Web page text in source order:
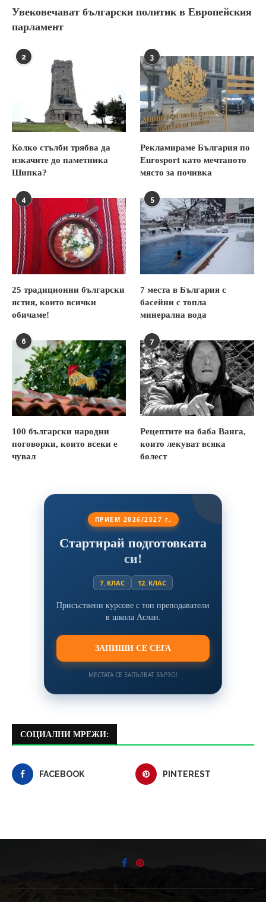
Увековечават български политик в Европейския
парламент
2
Колко стълби трябва да
изкачите до паметника
Шипка?
3
Рекламираме България по
Eurosport като мечтаното
място за почивка
4
25 традиционни български
ястия, които всички
обичаме!
5
7 места в България с
басейни с топла
минерална вода
6
100 български народни
поговорки, които всеки е
чувал
7
Рецептите на баба Ванга,
които лекуват всяка
болест
ПРИЕМ 2026/2027 г.
Стартирай подготовката
си!
7. КЛАС 12. КЛАС
Присъствени курсове с топ преподаватели
в школа Аслан.
ЗАПИШИ СЕ СЕГА
МЕСТАТА СЕ ЗАПЪЛВАТ БЪРЗО!
СОЦИАЛНИ МРЕЖИ:
FACEBOOK PINTEREST